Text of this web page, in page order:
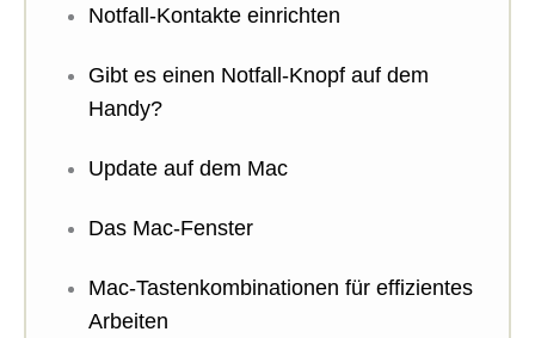
Notfall-Kontakte einrichten
Gibt es einen Notfall-Knopf auf dem
Handy?
Update auf dem Mac
Das Mac-Fenster
Mac-Tastenkombinationen für effizientes
Arbeiten